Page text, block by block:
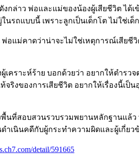
กล่าว พ่อและแม่ของน้องผู้เสียชีวิต ได้
นรถแบบนี้ เพราะลูกเป็นเด็กโต ไม่ใช่
อแม่คาดว่าน่าจะไม่ใช่เหตุการณ์เสียชี
เคราะห์ร้าย บอกด้วยว่า อยากให้ตำร
จริงของการเสียชีวิต อยากให้เรื่องนี้เ
นที่สอบสวนรวบรวมพยานหลักฐานแล้ว
ดำเนินคดีกับผู้กระทำความผิดและผู้เกี่ยว
detail/591665